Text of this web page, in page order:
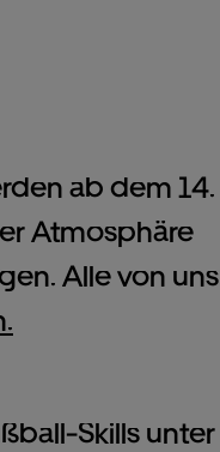
ab dem 14.
Atmosphäre
Alle von uns
Skills unter